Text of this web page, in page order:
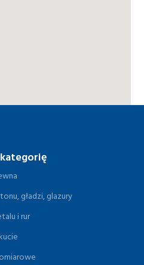
gładzi, glazury
i rur